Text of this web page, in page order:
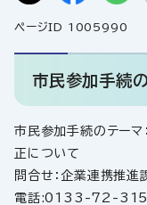
ページID 1005990
市民参加手続
市民参加手続のテー
正について
問合せ：企業連携推進
電話:0133-72-